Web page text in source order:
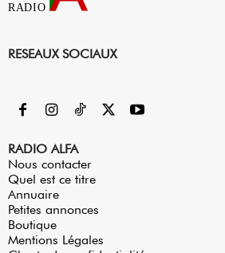
RADIO
RESEAUX SOCIAUX
RADIO ALFA
Nous contacter
Quel est ce titre
Annuaire
Petites annonces
Boutique
Mentions Légales